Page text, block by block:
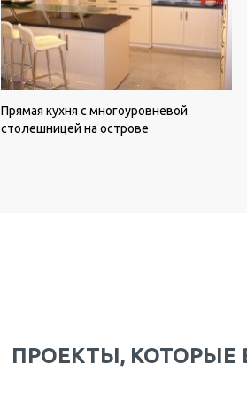
Прямая кухня с многоуровневой
столешницей на острове
ПРОЕКТЫ,